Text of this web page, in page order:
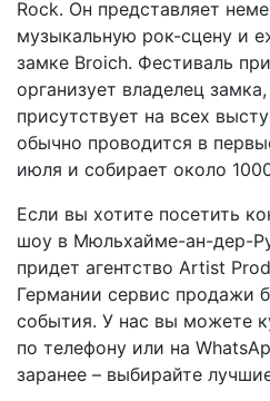
Rock. Он представляет
музыкальную рок-сцену и
замке Broich. Фестиваль
организует владелец
присутствует на всех
обычно проводится в
июля и собирает около
Если вы хотите посетить
шоу в Мюльхайме-ан-дер-
придет агентство Artist
Германии сервис продажи
события. У нас вы можете
по телефону или на
заранее – выбирайте